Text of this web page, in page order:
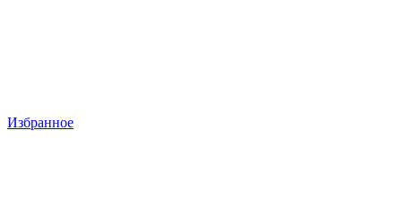
Избранное